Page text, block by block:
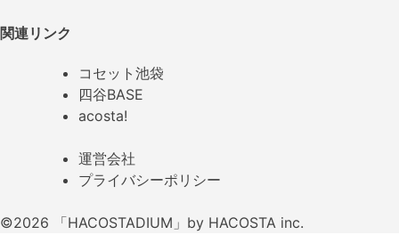
関連リンク
コセット池袋
四谷BASE
acosta!
運営会社
プライバシーポリシー
©2026 「HACOSTADIUM」by HACOSTA inc.